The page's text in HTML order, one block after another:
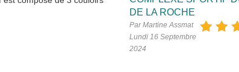
DE LA ROCHE
Par Martine Assmat
Lundi 16 Septembre
2024